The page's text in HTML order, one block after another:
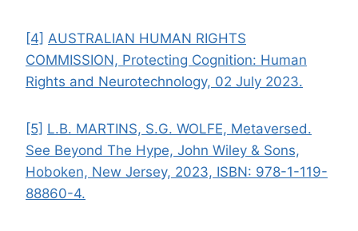
[4] AUSTRALIAN HUMAN RIGHTS
COMMISSION, Protecting Cognition: Human
Rights and Neurotechnology, 02 July 2023.
[5] L.B. MARTINS, S.G. WOLFE, Metaversed.
See Beyond The Hype, John Wiley & Sons,
Hoboken, New Jersey, 2023, ISBN: 978-1-119-
88860-4.